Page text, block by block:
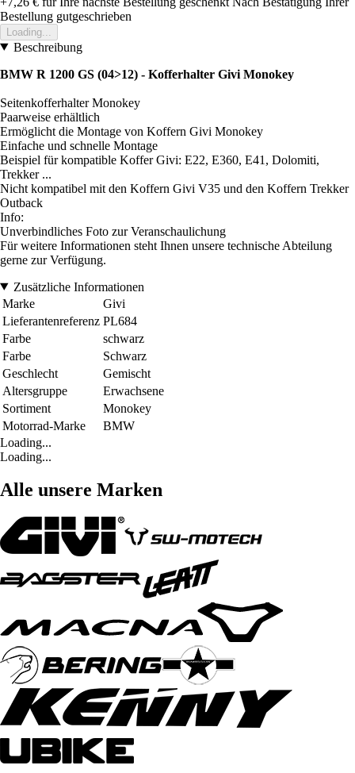
Bestellung gutgeschrieben
Loading...
Beschreibung
BMW R 1200 GS (04>12) - Kofferhalter Givi Monokey
Seitenkofferhalter Monokey
Paarweise erhältlich
Ermöglicht die Montage von Koffern Givi Monokey
Einfache und schnelle Montage
Beispiel für kompatible Koffer Givi: E22, E360, E41, Dolomiti,
Trekker ...
Nicht kompatibel mit den Koffern Givi V35 und den Koffern Trekker
Outback
Info:
Unverbindliches Foto zur Veranschaulichung
Für weitere Informationen steht Ihnen unsere technische Abteilung
gerne zur Verfügung.
Zusätzliche Informationen
Marke
Givi
Lieferantenreferenz PL684
Farbe
schwarz
Farbe
Schwarz
Geschlecht
Gemischt
Altersgruppe
Erwachsene
Sortiment
Monokey
Motorrad-Marke
BMW
Loading...
Loading...
Alle unsere Marken